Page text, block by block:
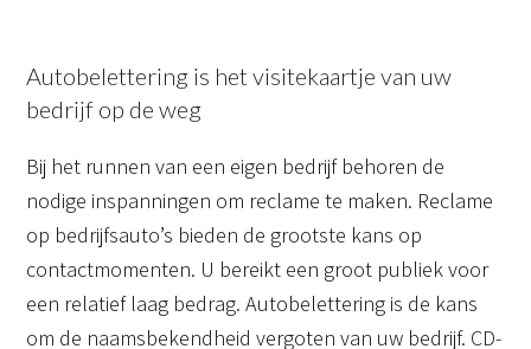
Autobelettering is het visitekaartje van uw
bedrijf op de weg
Bij het runnen van een eigen bedrijf behoren de
nodige inspanningen om reclame te maken. Reclame
op bedrijfsauto’s bieden de grootste kans op
contactmomenten. U bereikt een groot publiek voor
een relatief laag bedrag. Autobelettering is de kans
om de naamsbekendheid vergoten van uw bedrijf. CD-